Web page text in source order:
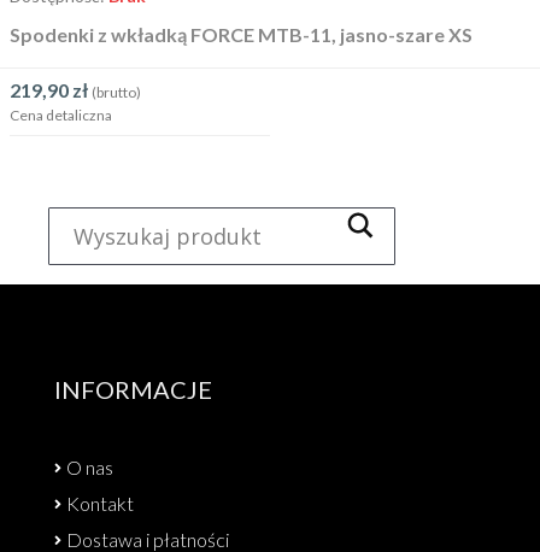
Spodenki z wkładką FORCE MTB-11, jasno-szare XS
219,90 zł (brutto)
Cena detaliczna
INFORMACJE
O nas
Kontakt
Dostawa i płatności